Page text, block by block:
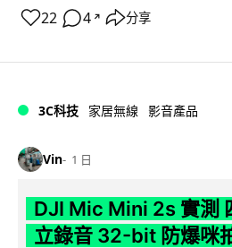
22 4 ↗ 分享
3C科技 家居無線 影音產品
Vin 1 日
DJI Mic Mini 2s 實測
立錄音 32-bit 防爆咪